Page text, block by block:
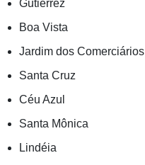
Gutierrez
Boa Vista
Jardim dos Comerciários
Santa Cruz
Céu Azul
Santa Mônica
Lindéia